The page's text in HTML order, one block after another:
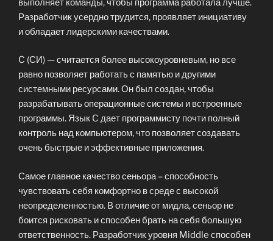
выполняет команды, чтобы программа работала лучше.
Разработчик усердно трудится, проявляет инициативу
и обладает лидерскими качествами.
C (СИ) — считается более высокоуровневым, но все
равно позволяет работать с памятью и другими
системными ресурсами. Он был создан, чтобы
разрабатывать операционные системы и встроенные
программы. Язык C дает программисту почти полный
контроль над компьютером, что позволяет создавать
очень быстрые и эффективные приложения.
Самое главное качество сеньора – способность
чувствовать себя комфортно в среде с высокой
неопределенностью. В отличие от мидла, сеньор не
боится рисковать и способен брать на себя большую
ответственность. Разработчик уровня Middle способен